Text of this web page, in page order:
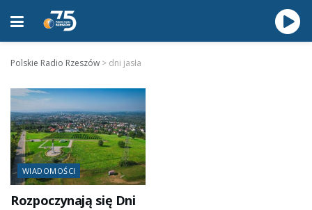
Polskie Radio Rzeszów > dni jasła
WIADOMOŚCI
Rozpoczynają się Dni